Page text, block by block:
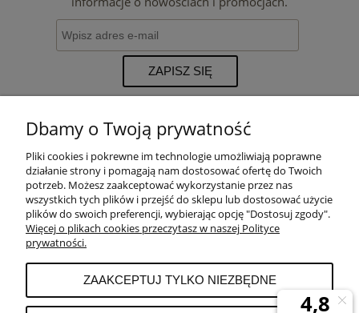
ZAPISZ SIĘ
POMOC
PŁATNOŚCI I DOSTAWA
MOJE KONTO
Dbamy o Twoją prywatność
Pliki cookies i pokrewne im technologie umożliwiają poprawne
działanie strony i pomagają nam dostosować ofertę do Twoich
potrzeb. Możesz zaakceptować wykorzystanie przez nas
wszystkich tych plików i przejść do sklepu lub dostosować użycie
plików do swoich preferencji, wybierając opcję "Dostosuj zgody".
Więcej o plikach cookies przeczytasz w naszej Polityce
prywatności.
ZAAKCEPTUJ TYLKO NIEZBĘDNE